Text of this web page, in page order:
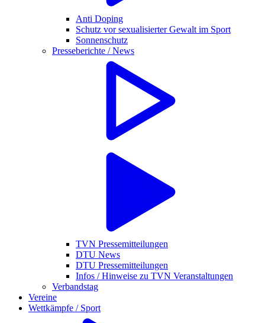
Anti Doping
Schutz vor sexualisierter Gewalt im Sport
Sonnenschutz
Presseberichte / News
TVN Pressemitteilungen
DTU News
DTU Pressemitteilungen
Infos / Hinweise zu TVN Veranstaltungen
Verbandstag
Vereine
Wettkämpfe / Sport